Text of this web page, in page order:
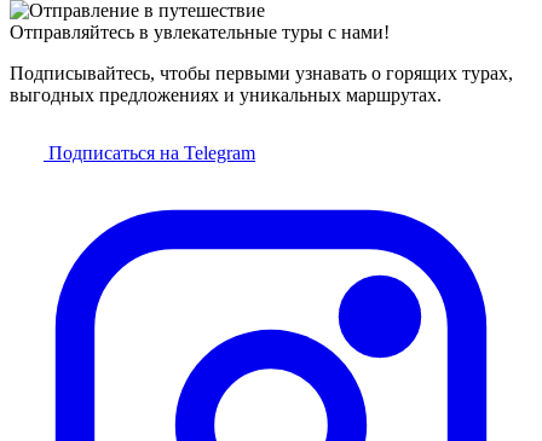
Отправляйтесь в увлекательные туры с нами!
Подписывайтесь, чтобы первыми узнавать о горящих турах,
выгодных предложениях и уникальных маршрутах.
Подписаться на Telegram